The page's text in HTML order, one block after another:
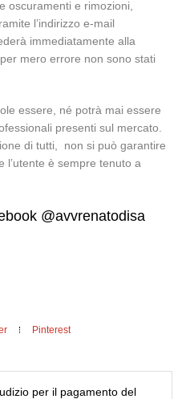
oscuramenti e rimozioni,
l’indirizzo e-mail
immediatamente alla
mero errore non sono stati
essere, né potrà mai essere
presenti sul mercato.
di tutti, non si può garantire
l’utente è sempre tenuto a
@avvrenatodisa
Pinterest
per il pagamento del